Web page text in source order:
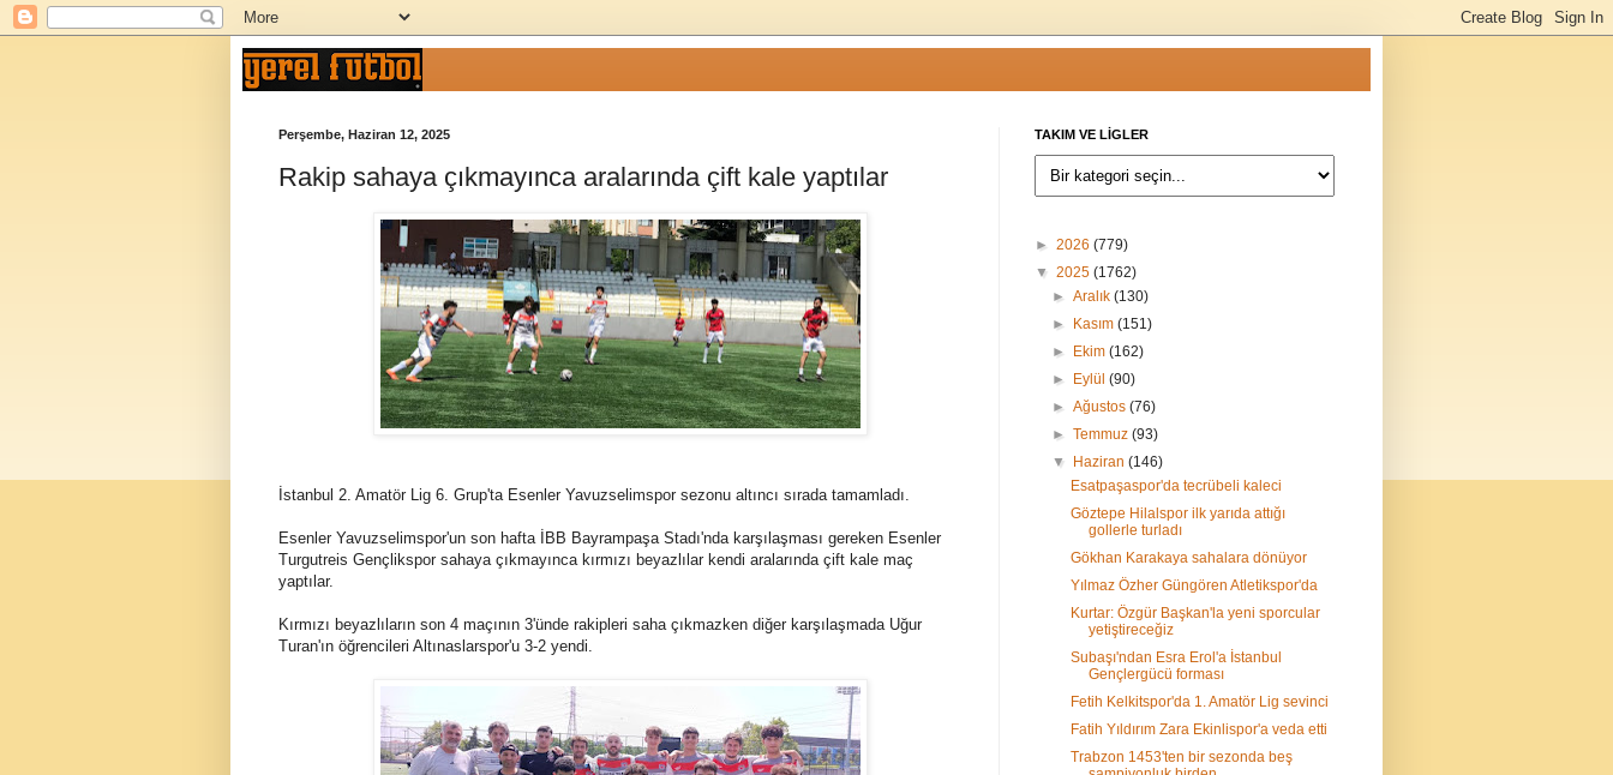
Perşembe, Haziran 12, 2025
Rakip sahaya çıkmayınca aralarında çift kale yaptılar
İstanbul 2. Amatör Lig 6. Grup'ta Esenler Yavuzselimspor sezonu altıncı sırada tamamladı.
Esenler Yavuzselimspor'un son hafta İBB Bayrampaşa Stadı'nda karşılaşması gereken Esenler
Turgutreis Gençlikspor sahaya çıkmayınca kırmızı beyazlılar kendi aralarında çift kale maç
yaptılar.
Kırmızı beyazlıların son 4 maçının 3'ünde rakipleri saha çıkmazken diğer karşılaşmada Uğur
Turan'ın öğrencileri Altınaslarspor'u 3-2 yendi.
TAKIM VE LİGLER
► 2026 (779)
▼ 2025 (1762)
►Aralık(130)
►
Kasım(151)
►
Ekim(162)
►
Eylül(90)
►Ağustos(76)
►Temmuz(93)
▼
Haziran(146)
Esatpaşaspor'da tecrübeli kaleci
Göztepe Hilalspor ilk yarıda attığı
gollerle turladı
Gökhan Karakaya sahalara dönüyor
Yılmaz Özher Güngören Atletikspor'da
Kurtar: Özgür Başkan'la yeni sporcular
yetiştireceğiz
Subaşı'ndan Esra Erol'a İstanbul
Gençlergücü forması
Fetih Kelkitspor'da 1. Amatör Lig sevinci
Fatih Yıldırım Zara Ekinlispor'a veda etti
Trabzon 1453'ten bir sezonda beş